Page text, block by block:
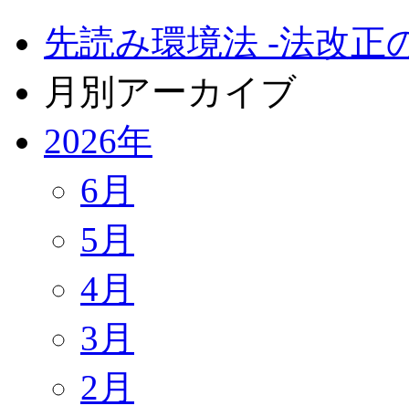
先読み環境法 -法改正
月別アーカイブ
2026年
6月
5月
4月
3月
2月